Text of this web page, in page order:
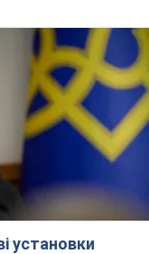
установки